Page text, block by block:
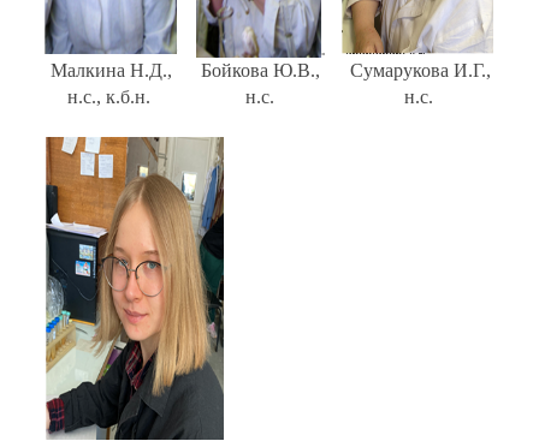
Малкина Н.Д.,
н.с., к.б.н.
Бойкова Ю.В.,
н.с.
Сумарукова И.Г.,
н.с.